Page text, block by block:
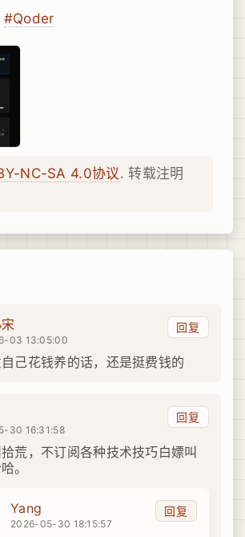
#Qoder
NC-SA 4.0协议. 转载注明
回复
03 13:05:00
己花钱养的话，还是挺费钱的
回复
30 16:31:58
荒，不订阅各种技术技巧白嫖叫
。
回复
Yang
2026-05-30 18:15:57